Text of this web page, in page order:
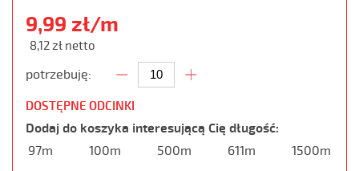
9,99 zł/m
8,12 zł netto
potrzebuję:
DOSTĘPNE ODCINKI
Dodaj do koszyka interesującą Cię długość:
97m
100m 500m 611m
1500m